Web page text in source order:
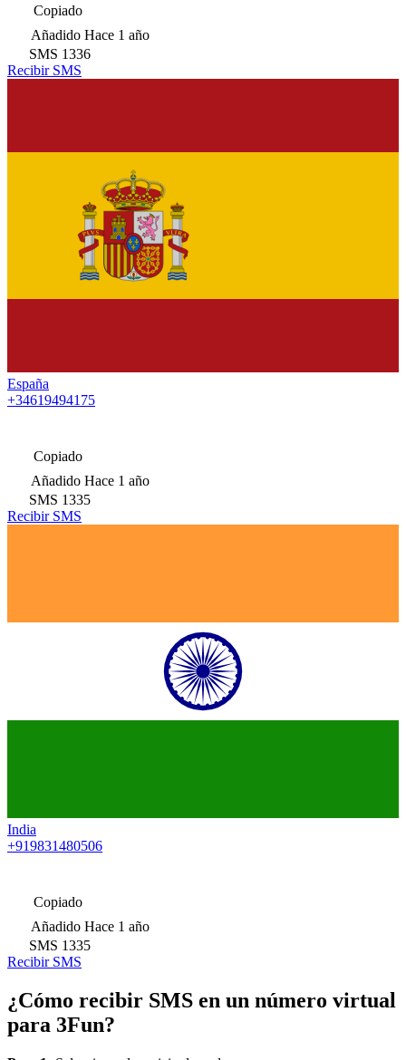
Copiado
Añadido Hace 1 año
SMS 1336
Recibir SMS
España
+34619494175
Copiado
Añadido Hace 1 año
SMS 1335
Recibir SMS
India
+919831480506
Copiado
Añadido Hace 1 año
SMS 1335
Recibir SMS
¿Cómo recibir SMS en un número virtual
para 3Fun?